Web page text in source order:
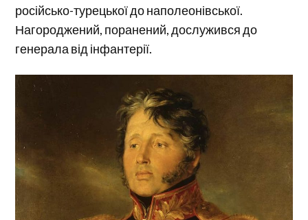
російсько-турецької до наполеонівської.
Нагороджений, поранений, дослужився до
генерала від інфантерії.